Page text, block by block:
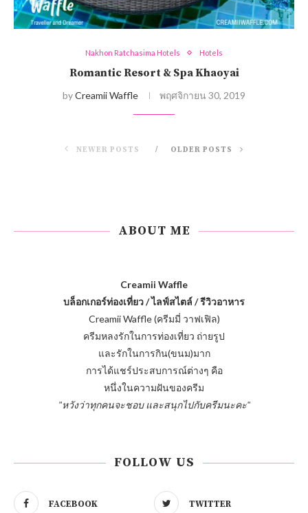
Nakhon Ratchasima Hotels Hotels
Romantic Resort & Spa Khaoyai
byCreamii Waffle พฤศจิกายน 30, 2019
NEWER POSTS OLDER POSTS
ABOUT ME
Creamii Waffle
บล็อกเกอร์ท่องเที่ยว / ไลฟ์สไตล์ / รีวิวอาหาร
Creamii Waffle (ครีมมี่ วาฟเฟิล)
ครีมหลงรักในการท่องเที่ยว ถ่ายรูป
และรักในการกิน(ขนม)มาก
การได้แชร์ประสบการณ์ต่างๆ คือ
หนึ่งในความฝันของครีม
"หวังว่าทุกคนจะชอบ และสนุกไปกับครีมนะคะ"
FOLLOW US
FACEBOOK TWITTER